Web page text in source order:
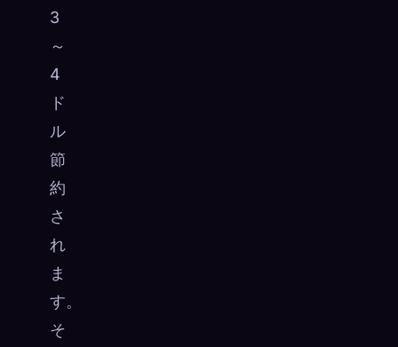
3
～
4
ド
ル
節
約
さ
れ
ま
す。
そ